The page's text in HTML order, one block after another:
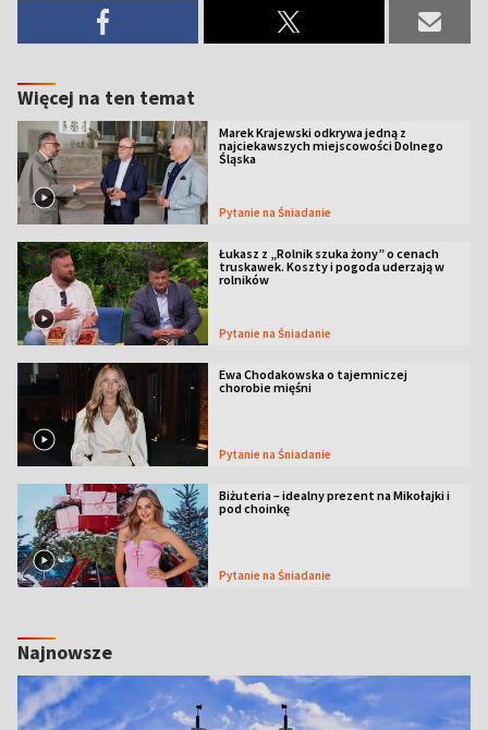
Więcej na ten temat
Marek Krajewski odkrywa jedną z
najciekawszych miejscowości Dolnego
Śląska
Pytanie na Śniadanie
Łukasz z „Rolnik szuka żony” o cenach
truskawek. Koszty i pogoda uderzają w
rolników
Pytanie na Śniadanie
Ewa Chodakowska o tajemniczej
chorobie mięśni
Pytanie na Śniadanie
Biżuteria – idealny prezent na Mikołajki i
pod choinkę
Pytanie na Śniadanie
Najnowsze